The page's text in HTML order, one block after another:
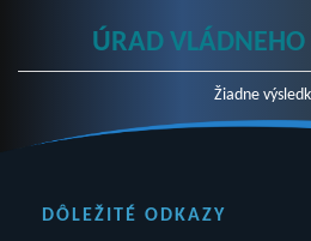
ÚRAD
Žiadne
DÔLEŽITÉ ODKAZY